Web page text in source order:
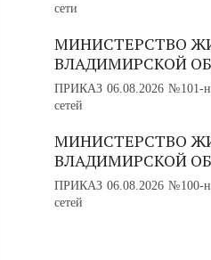
сети
МИНИСТЕРСТВО
ВЛАДИМИРСКОЙ
ПРИКАЗ 06.08.2026 №101-н
сетей
МИНИСТЕРСТВО
ВЛАДИМИРСКОЙ
ПРИКАЗ 06.08.2026 №100-н
сетей